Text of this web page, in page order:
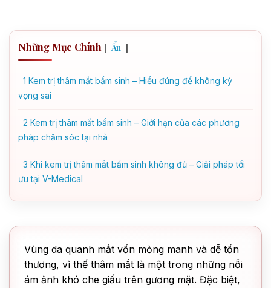
Những Mục Chính [ Ẩn ]
1 Kem trị thâm mắt bẩm sinh – Hiểu đúng để không kỳ
vọng sai
2 Kem trị thâm mắt bẩm sinh – Giới hạn của các phương
pháp chăm sóc tại nhà
3 Khi kem trị thâm mắt bẩm sinh không đủ – Giải pháp tối
ưu tại V-Medical
Vùng da quanh mắt vốn mỏng manh và dễ tổn
thương, vì thế thâm mắt là một trong những nỗi
ám ảnh khó che giấu trên gương mặt. Đặc biệt,